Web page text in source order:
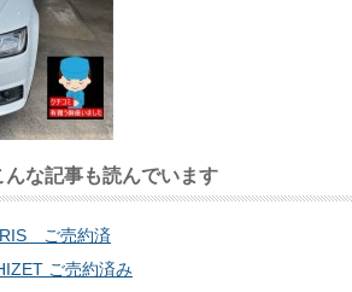
な記事も読んでいます
ご売約済
ご売約済み